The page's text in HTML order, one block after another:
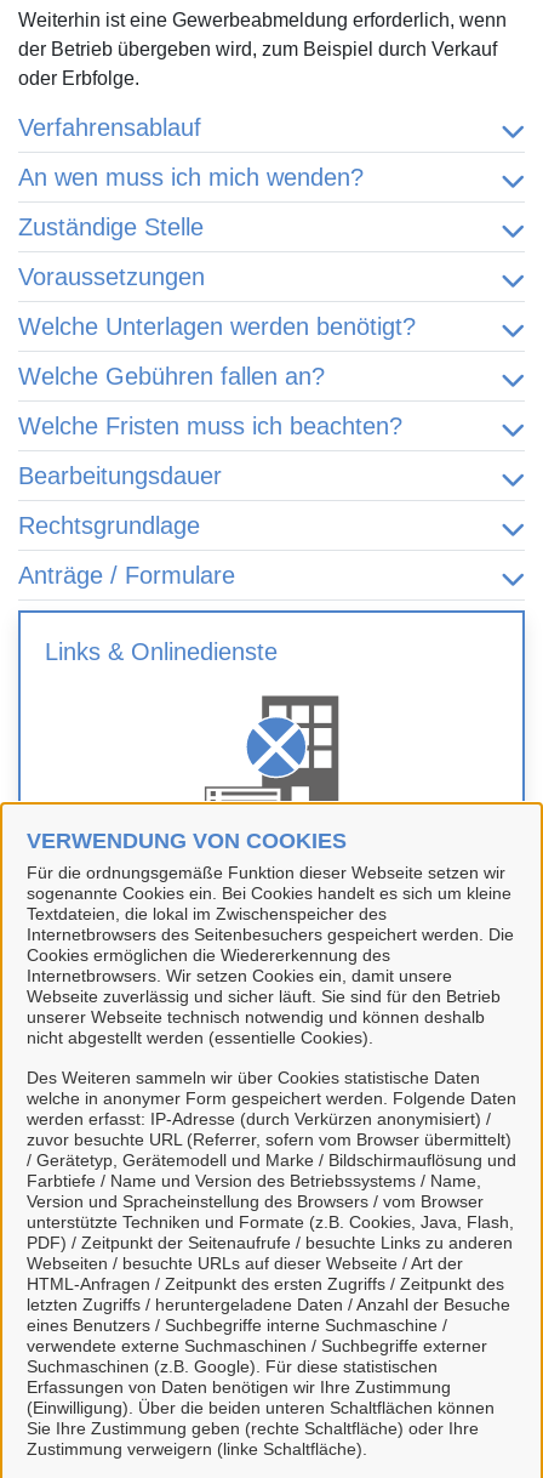
VERWENDUNG VON COOKIES
Für die ordnungsgemäße Funktion dieser Webseite setzen wir
sogenannte Cookies ein. Bei Cookies handelt es sich um kleine
Textdateien, die lokal im Zwischenspeicher des
Internetbrowsers des Seitenbesuchers gespeichert werden. Die
Cookies ermöglichen die Wiedererkennung des
Internetbrowsers. Wir setzen Cookies ein, damit unsere
Webseite zuverlässig und sicher läuft. Sie sind für den Betrieb
unserer Webseite technisch notwendig und können deshalb
nicht abgestellt werden (essentielle Cookies).
Des Weiteren sammeln wir über Cookies statistische Daten
welche in anonymer Form gespeichert werden. Folgende Daten
werden erfasst: IP-Adresse (durch Verkürzen anonymisiert) /
zuvor besuchte URL (Referrer, sofern vom Browser übermittelt)
/ Gerätetyp, Gerätemodell und Marke / Bildschirmauflösung und
Farbtiefe / Name und Version des Betriebssystems / Name,
Version und Spracheinstellung des Browsers / vom Browser
unterstützte Techniken und Formate (z.B. Cookies, Java, Flash,
PDF) / Zeitpunkt der Seitenaufrufe / besuchte Links zu anderen
Webseiten / besuchte URLs auf dieser Webseite / Art der
HTML-Anfragen / Zeitpunkt des ersten Zugriffs / Zeitpunkt des
letzten Zugriffs / heruntergeladene Daten / Anzahl der Besuche
eines Benutzers / Suchbegriffe interne Suchmaschine /
verwendete externe Suchmaschinen / Suchbegriffe externer
Suchmaschinen (z.B. Google). Für diese statistischen
Erfassungen von Daten benötigen wir Ihre Zustimmung
(Einwilligung). Über die beiden unteren Schaltflächen können
Sie Ihre Zustimmung geben (rechte Schaltfläche) oder Ihre
Zustimmung verweigern (linke Schaltfläche).
Weiterhin ist eine Gewerbeabmeldung erforderlich, wenn
der Betrieb übergeben wird, zum Beispiel durch Verkauf
oder Erbfolge.
Verfahrensablauf
An wen muss ich mich wenden?
Zuständige Stelle
Voraussetzungen
Welche Unterlagen werden benötigt?
Welche Gebühren fallen an?
Welche Fristen muss ich beachten?
Bearbeitungsdauer
Rechtsgrundlage
Anträge / Formulare
Links & Onlinedienste
Gewerbeanzeige
Kontakt
Sachgebiet IV.2 - Ordnungswesen
Kontaktpersonen
Frau Engberts
Frau Gesa Bojen